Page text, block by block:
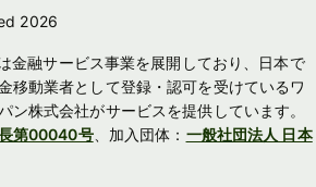
2026
金融サービス事業を展開しており、日本で
移動業者として登録・認可を受けているワ
ン株式会社がサービスを提供しています。
第00040号、加入団体： 一般社団法人 日本